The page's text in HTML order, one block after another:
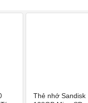
Thẻ nhớ Sandisk